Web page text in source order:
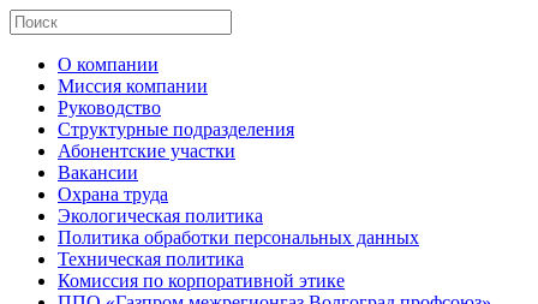
О компании
Миссия компании
Руководство
Структурные подразделения
Абонентские участки
Вакансии
Охрана труда
Экологическая политика
Политика обработки персональных данных
Техническая политика
Комиссия по корпоративной этике